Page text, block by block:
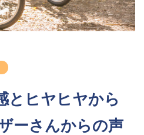
とヒヤヒヤから
ーさんからの声